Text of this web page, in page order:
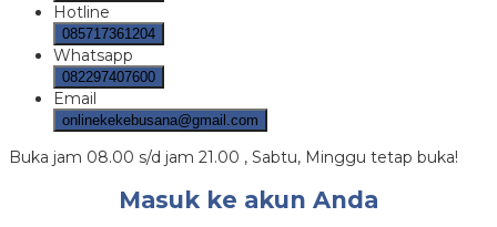
Hotline
085717361204
Whatsapp
082297407600
Email
onlinekekebusana@gmail.com
Buka jam 08.00 s/d jam 21.00 , Sabtu, Minggu tetap buka!
Masuk ke akun Anda